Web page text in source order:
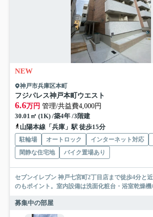
NEW
神戸市兵庫区本町
フジパレス神戸本町ウエスト
6.6万円 管理/共益費4,000円
30.01㎡ (1K) /築4年 /3階建
山陽本線「兵庫」駅 徒歩15分
駐輪場 オートロック インターネット対応
閑静な住宅地
バイク置場あり
セブンイレブン 神戸七宮町2丁目店まで徒歩4分と
のもポイント。室内設備は洗面化粧台・浴室乾燥機
募集中の部屋